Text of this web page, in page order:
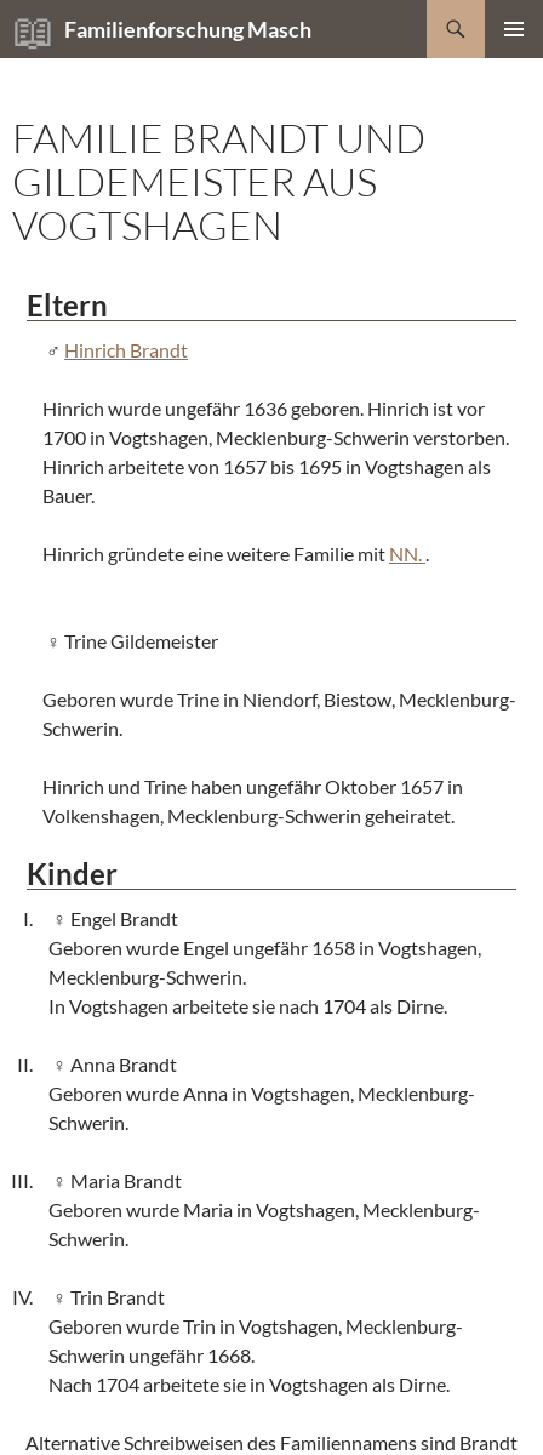
Zum
Inhalt
Familienforschung Masch
Suchen
FAMILIE BRANDT UND
GILDEMEISTER AUS
VOGTSHAGEN
Eltern
Hinrich Brandt
Hinrich wurde ungefähr 1636 geboren. Hinrich ist vor
1700 in Vogtshagen, Mecklenburg-Schwerin verstorben.
Hinrich arbeitete von 1657 bis 1695 in Vogtshagen als
Bauer.
Hinrich gründete eine weitere Familie mit NN..
Trine Gildemeister
Geboren wurde Trine in Niendorf, Biestow, Mecklenburg-
Schwerin.
Hinrich und Trine haben ungefähr Oktober 1657 in
Volkenshagen, Mecklenburg-Schwerin geheiratet.
Kinder
Engel Brandt
Geboren wurde Engel ungefähr 1658 in Vogtshagen,
Mecklenburg-Schwerin.
In Vogtshagen arbeitete sie nach 1704 als Dirne.
Anna Brandt
Geboren wurde Anna in Vogtshagen, Mecklenburg-
Schwerin.
Maria Brandt
Geboren wurde Maria in Vogtshagen, Mecklenburg-
Schwerin.
Trin Brandt
Geboren wurde Trin in Vogtshagen, Mecklenburg-
Schwerin ungefähr 1668.
Nach 1704 arbeitete sie in Vogtshagen als Dirne.
Alternative Schreibweisen des Familiennamens sind Brandt